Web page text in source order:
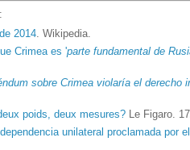
:
2014. Wikipedia.
Crimea es 'parte fundamental de
sobre Crimea violaría el derecho
poids, deux mesures? Le Figaro.
unilateral proclamada por